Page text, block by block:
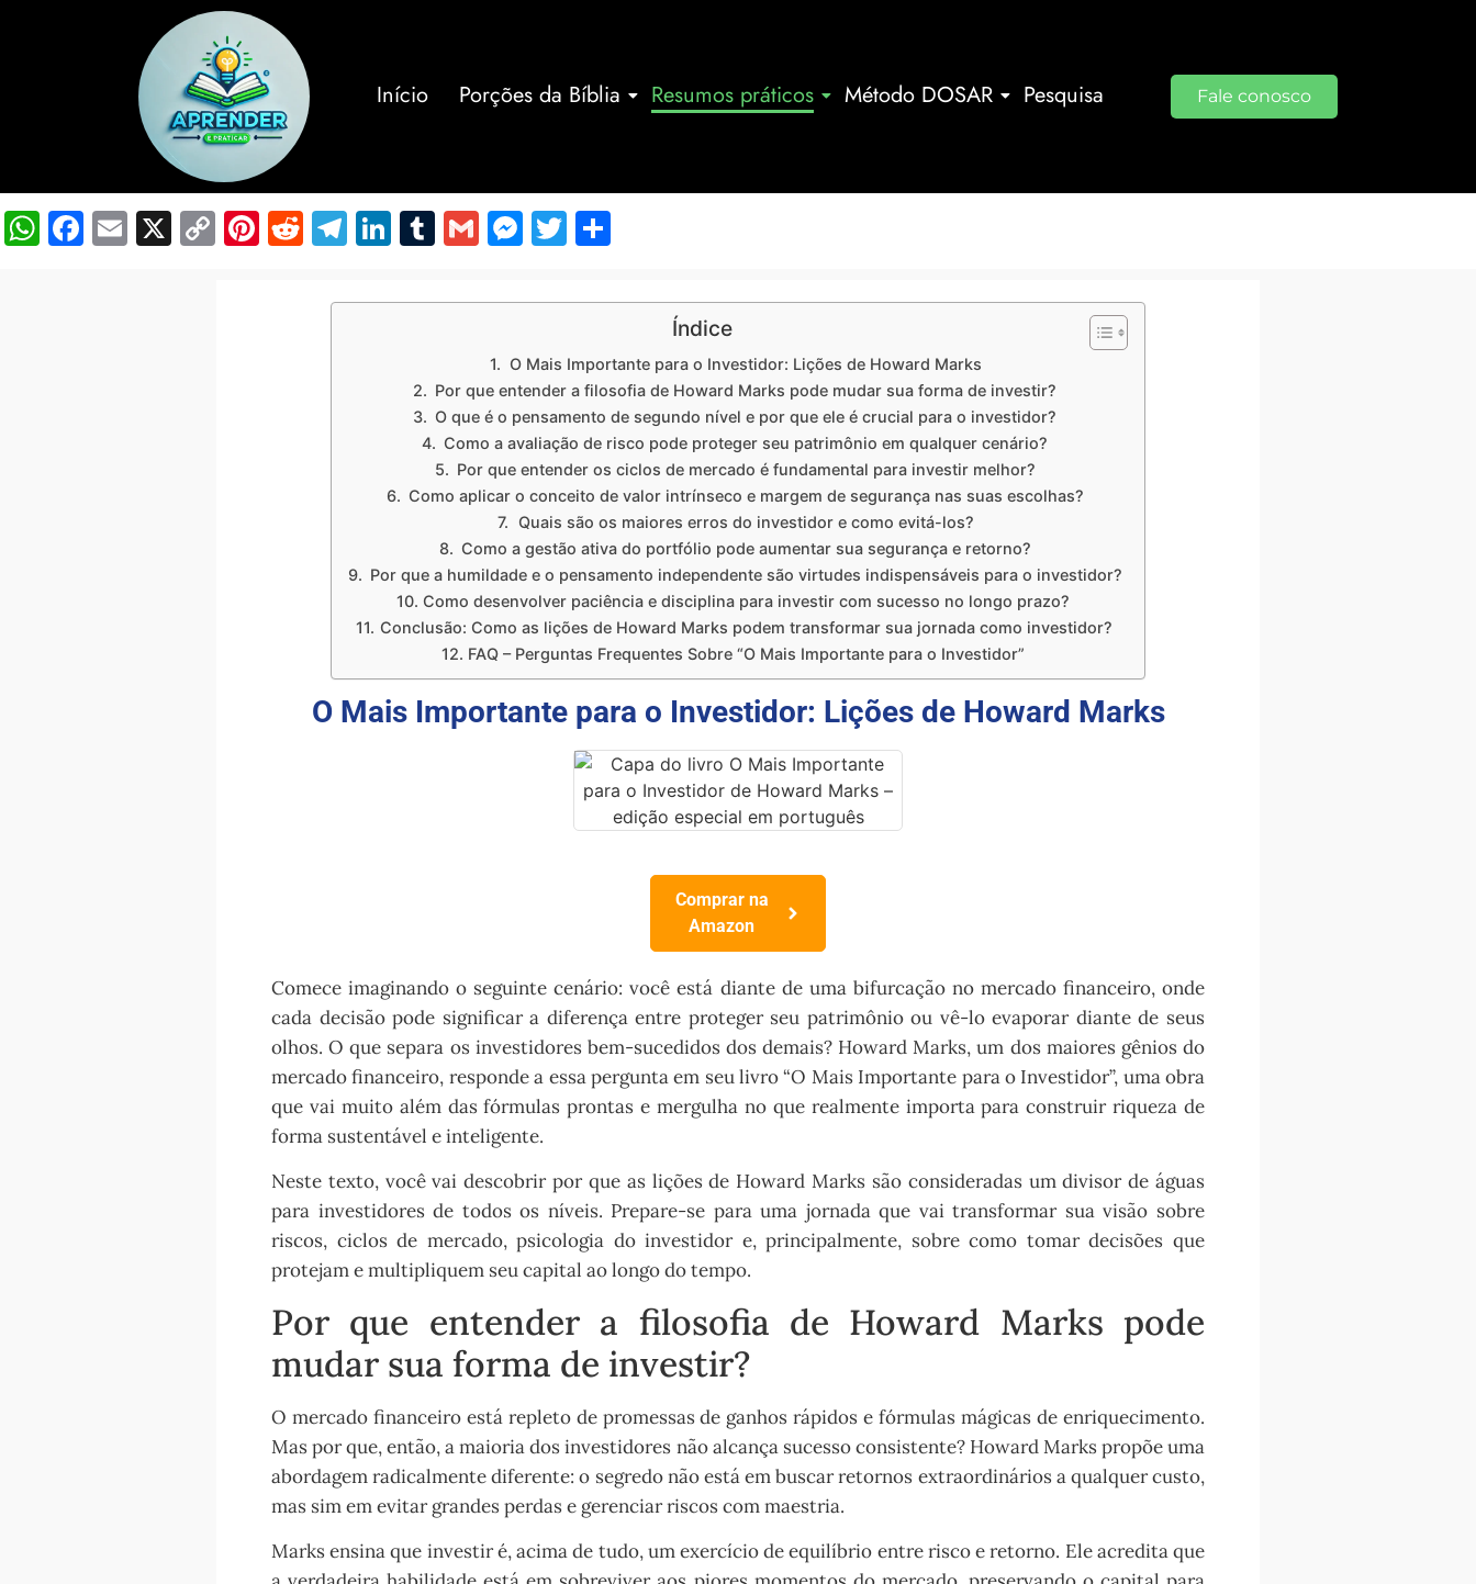
Início Porções da Bíblia Resumos práticos Método DOSAR Pesquisa Fale conosco
WhatsApp
Facebook
Email
X
CopyPinterest
Reddit
Telegram
LinkedIn
Tumblr
GmailMessenger
Twitter
Índice
O Mais Importante para o Investidor: Lições de Howard Marks
Por que entender a filosofia de Howard Marks pode mudar sua forma de investir?
O que é o pensamento de segundo nível e por que ele é crucial para o investidor?
Como a avaliação de risco pode proteger seu patrimônio em qualquer cenário?
Por que entender os ciclos de mercado é fundamental para investir melhor?
Como aplicar o conceito de valor intrínseco e margem de segurança nas suas escolhas?
Quais são os maiores erros do investidor e como evitá-los?
Como a gestão ativa do portfólio pode aumentar sua segurança e retorno?
Por que a humildade e o pensamento independente são virtudes indispensáveis para o investidor?
Como desenvolver paciência e disciplina para investir com sucesso no longo prazo?
Conclusão: Como as lições de Howard Marks podem transformar sua jornada como investidor?
FAQ – Perguntas Frequentes Sobre “O Mais Importante para o Investidor”
O Mais Importante para o Investidor: Lições de Howard Marks
Comprar na
Amazon
Comece imaginando o seguinte cenário: você está diante de uma bifurcação no mercado financeiro, onde
cada decisão pode significar a diferença entre proteger seu patrimônio ou vê-lo evaporar diante de seus
olhos. O que separa os investidores bem-sucedidos dos demais? Howard Marks, um dos maiores gênios do
mercado financeiro, responde a essa pergunta em seu livro “O Mais Importante para o Investidor”, uma obra
que vai muito além das fórmulas prontas e mergulha no que realmente importa para construir riqueza de
forma sustentável e inteligente.
Neste texto, você vai descobrir por que as lições de Howard Marks são consideradas um divisor de águas
para investidores de todos os níveis. Prepare-se para uma jornada que vai transformar sua visão sobre
riscos, ciclos de mercado, psicologia do investidor e, principalmente, sobre como tomar decisões que
protejam e multipliquem seu capital ao longo do tempo.
Por que entender a filosofia de Howard Marks pode
mudar sua forma de investir?
O mercado financeiro está repleto de promessas de ganhos rápidos e fórmulas mágicas de enriquecimento.
Mas por que, então, a maioria dos investidores não alcança sucesso consistente? Howard Marks propõe uma
abordagem radicalmente diferente: o segredo não está em buscar retornos extraordinários a qualquer custo,
mas sim em evitar grandes perdas e gerenciar riscos com maestria.
Marks ensina que investir é, acima de tudo, um exercício de equilíbrio entre risco e retorno. Ele acredita que